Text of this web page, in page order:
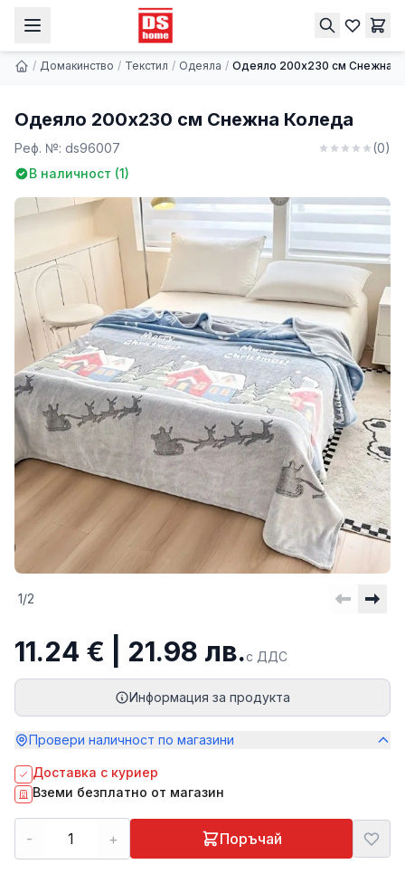
/ Домакинство / Текстил / Одеяла / Одеяло 200x230 см Снежна
Одеяло 200x230 см Снежна Коледа
Реф. №: ds96007 (0)
В наличност (1)
1/2
11.24 € | 21.98 лв.с ДДС
Информация за продукта
Провери наличност по магазини
Доставка с куриер
Вземи безплатно от магазин
- + Поръчай
Одеяло 200x230 см Снежна Коледа
11.24 € | 21.98 лв. Купи